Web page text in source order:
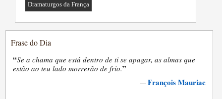
Dramaturgos da França
Frase do Dia
“Se a chama que está dentro de ti se apagar, as almas que
estão ao teu lado morrerão de frio.”
—François Mauriac